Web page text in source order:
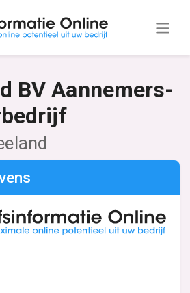
BV Aannemers-